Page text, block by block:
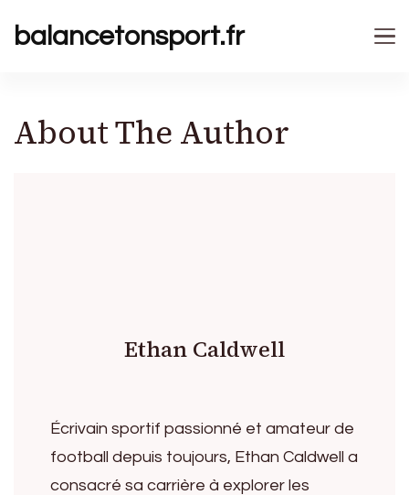
balancetonsport.fr
About The Author
Ethan Caldwell
Écrivain sportif passionné et amateur de
football depuis toujours, Ethan Caldwell a
consacré sa carrière à explorer les